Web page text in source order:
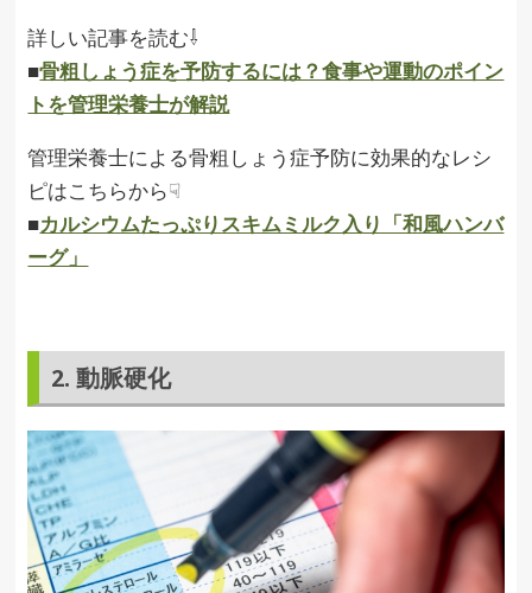
詳しい記事を読む⇩
■骨粗しょう症を予防するには？食事や運動のポイン
トを管理栄養士が解説
管理栄養士による骨粗しょう症予防に効果的なレシ
ピはこちらから☟
■カルシウムたっぷりスキムミルク入り「和風ハンバ
ーグ」
2. 動脈硬化